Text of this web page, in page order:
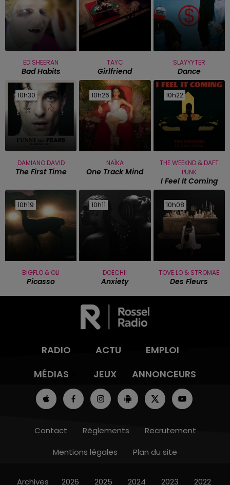
ED SHEERAN
Bad Habits
TAYC
Girlfriend
SLAYYYTER
Dance
10h30
10h30
DAMIANO DAVID
The First Time
10h26
10h26
NAÏKA
One Track Mind
10h22
10h22
THE WEEKND & DAFT
PUNK
I Feel It Coming
10h19
10h19
BIGFLO & OLI
Picasso
10h11
10h11
DOECHII
Anxiety
10h08
10h08
TOVE LO & STROMAE
Des Fleurs
RADIO ACTU
EMPLOI
MÉDIAS
JEUX ANNONCEURS
Contact Règlements
Recrutement
Mentions légales
Plan du site
Archives 2026 2025 2024 2023 2022